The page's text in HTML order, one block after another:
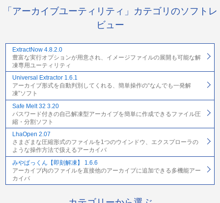
「アーカイブユーティリティ」カテゴリのソフトレ
ビュー
ExtractNow 4.8.2.0
豊富な実行オプションが用意され、イメージファイルの展開も可能な解
凍専用ユーティリティ
Universal Extractor 1.6.1
アーカイブ形式を自動判別してくれる、簡単操作の“なんでも一発解
凍”ソフト
Safe Melt 32 3.20
パスワード付きの自己解凍型アーカイブを簡単に作成できるファイル圧
縮・分割ソフト
LhaOpen 2.07
さまざまな圧縮形式のファイルを1つのウインドウ、エクスプローラの
ような操作方法で扱えるアーカイバ
みやぱっくん【即刻解凍】 1.6.6
アーカイブ内のファイルを直接他のアーカイブに追加できる多機能アー
カイバ